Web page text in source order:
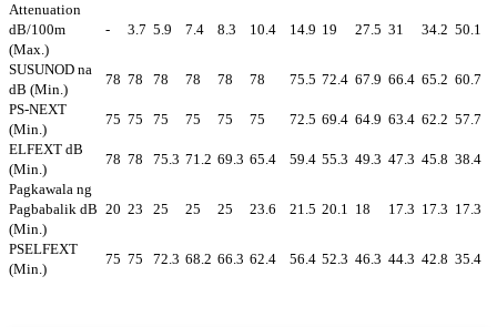
Attenuation
dB/100m
(Max.)
- 3.7 5.9 7.4 8.3 10.4 14.9 19 27.5 31 34.2 50.1
SUSUNOD na
dB (Min.)
78 78 78 78 78 78 75.5 72.4 67.9 66.4 65.2 60.7
PS-NEXT
(Min.)
75 75 75 75 75 75 72.5 69.4 64.9 63.4 62.2 57.7
ELFEXT dB
(Min.)
78 78 75.3 71.2 69.3 65.4 59.4 55.3 49.3 47.3 45.8 38.4
Pagkawala ng
Pagbabalik dB
(Min.)
20 23 25 25 25 23.6 21.5 20.1 18 17.3 17.3 17.3
PSELFEXT
(Min.)
75 75 72.3 68.2 66.3 62.4 56.4 52.3 46.3 44.3 42.8 35.4